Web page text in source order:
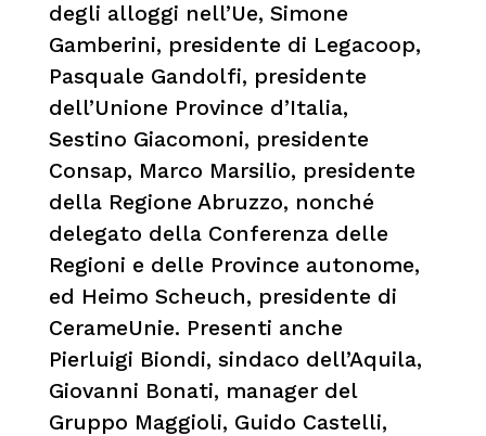
degli alloggi nell’Ue, Simone
Gamberini, presidente di Legacoop,
Pasquale Gandolfi, presidente
dell’Unione Province d’Italia,
Sestino Giacomoni, presidente
Consap, Marco Marsilio, presidente
della Regione Abruzzo, nonché
delegato della Conferenza delle
Regioni e delle Province autonome,
ed Heimo Scheuch, presidente di
CerameUnie. Presenti anche
Pierluigi Biondi, sindaco dell’Aquila,
Giovanni Bonati, manager del
Gruppo Maggioli, Guido Castelli,